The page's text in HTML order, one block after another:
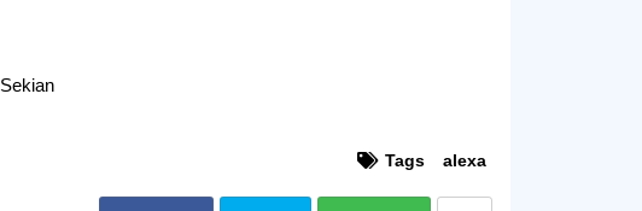
Sekian
Tags alexa